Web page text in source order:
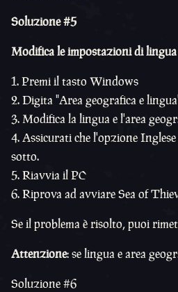
Soluzione #5
Modifica le impostazioni di lingua
Premi il tasto Windows
Digita "Area geografica e
Modifica la lingua e l'area
Assicurati che l'opzione
sotto.
Riavvia il PC
Riprova ad avviare Sea of
Se il problema è risolto, puoi
Attenzione: se lingua e area
Soluzione #6